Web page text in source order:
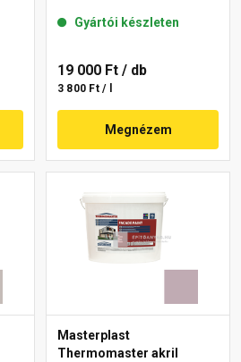
Gyártói készleten
19 000 Ft / db
3 800 Ft / l
Megnézem
Masterplast
Thermomaster akril